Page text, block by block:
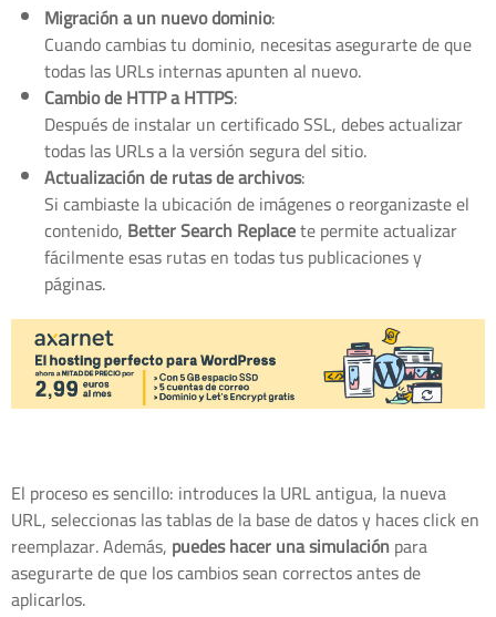
Migración a un nuevo dominio:
Cuando cambias tu dominio, necesitas asegurarte de que
todas las URLs internas apunten al nuevo.
Cambio de HTTP a HTTPS:
Después de instalar un certificado SSL, debes actualizar
todas las URLs a la versión segura del sitio.
Actualización de rutas de archivos:
Si cambiaste la ubicación de imágenes o reorganizaste el
contenido, Better Search Replacete permite actualizar
fácilmente esas rutas en todas tus publicaciones y
páginas.
El proceso es sencillo: introduces la URL antigua, la nueva
URL, seleccionas las tablas de la base de datos y haces click en
reemplazar. Además, puedes hacer una simulaciónpara
asegurarte de que los cambios sean correctos antes de
aplicarlos.